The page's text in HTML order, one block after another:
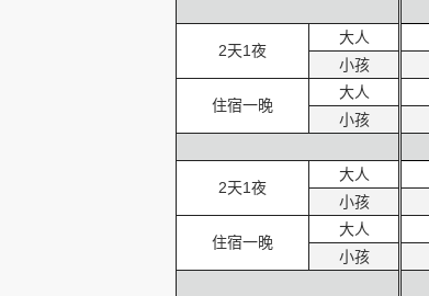
2天1夜
大人
小孩
住宿一晚
大人
小孩
2天1夜
大人
小孩
住宿一晚
大人
小孩